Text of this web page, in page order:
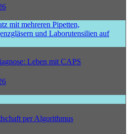
Leben mit CAPS
per Algorithmus